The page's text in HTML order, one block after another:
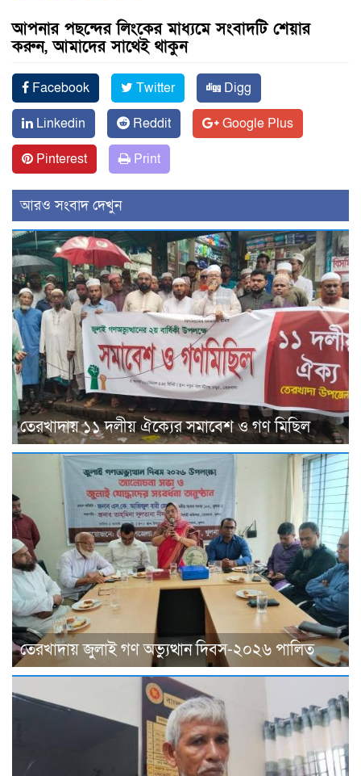
আপনার পছন্দের লিংকের মাধ্যমে সংবাদটি শেয়ার
করুন, আমাদের সাথেই থাকুন
Facebook Twitter
Digg
Linkedin
Reddit
Google Plus
Pinterest
Print
আরও সংবাদ দেখুন
তেরখাদায় ১১ দলীয় ঐক্যের সমাবেশ ও গণ মিছিল
তেরখাদায় জুলাই গণ অভ্যুত্থান দিবস-২০২৬ পালিত